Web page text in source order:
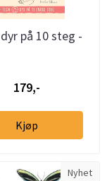
på 10 steg -
179,-
Kjøp
Nyhet